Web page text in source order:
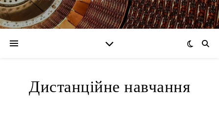
Дистанційне навчання